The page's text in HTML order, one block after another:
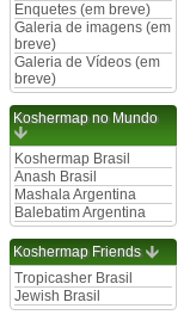
Enquetes (em breve)
Galeria de imagens (em
breve)
Galeria de Vídeos (em
breve)
Koshermap no Mundo
Koshermap Brasil
Anash Brasil
Mashala Argentina
Balebatim Argentina
Koshermap Friends
Tropicasher Brasil
Jewish Brasil